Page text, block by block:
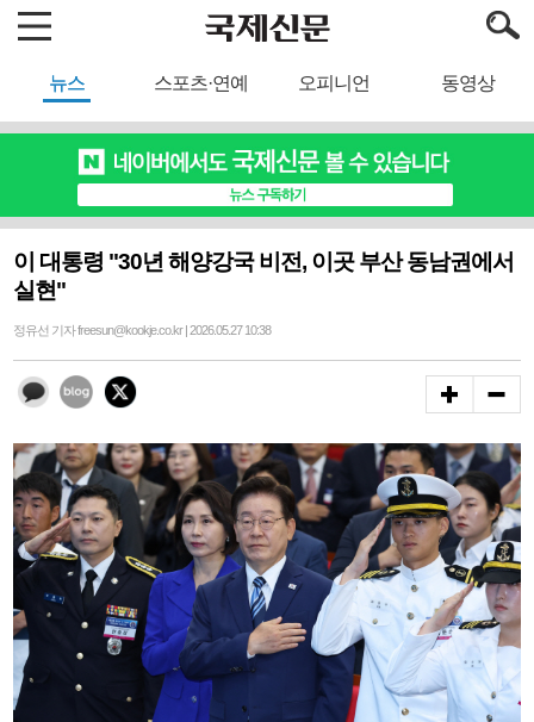
뉴스 스포츠·연예 오피니언 동영상
이 대통령 "30년 해양강국 비전, 이곳 부산 동남권에서
실현"
정유선 기자 freesun@kookje.co.kr | 2026.05.27 10:38